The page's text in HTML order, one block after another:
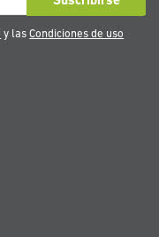
y lasCondiciones de uso